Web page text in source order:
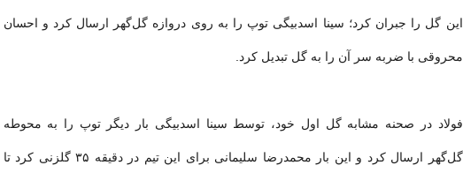
این گل را جبران کرد؛ سینا اسدبیگی توپ را به روی دروازه گل‌گهر ارسال کرد و احسان
محروقی با ضربه سر آن را به گل تبدیل کرد.
فولاد در صحنه مشابه گل اول خود، توسط سینا اسدبیگی بار دیگر توپ را به محوطه
گل‌گهر ارسال کرد و این بار محمدرضا سلیمانی برای این تیم در دقیقه ۳۵ گلزنی کرد تا